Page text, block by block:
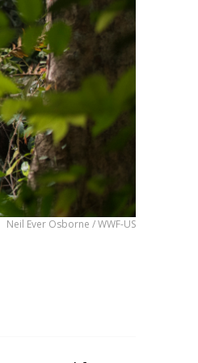
Neil Ever Osborne / WWF-US